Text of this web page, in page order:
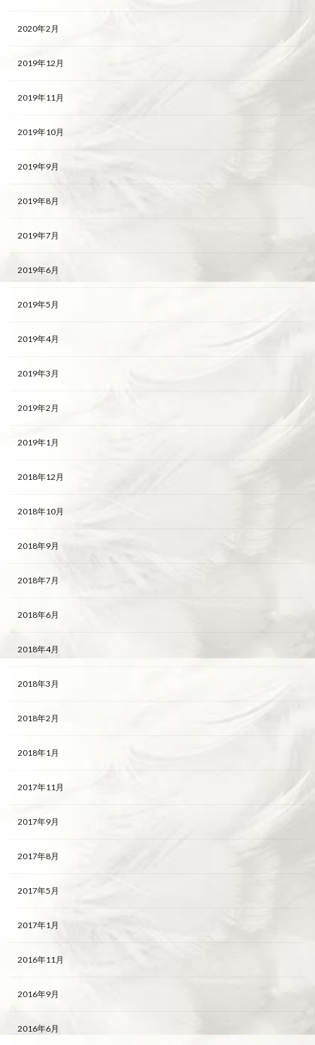
2020年2月
2019年12月
2019年11月
2019年10月
2019年9月
2019年8月
2019年7月
2019年6月
2019年5月
2019年4月
2019年3月
2019年2月
2019年1月
2018年12月
2018年10月
2018年9月
2018年7月
2018年6月
2018年4月
2018年3月
2018年2月
2018年1月
2017年11月
2017年9月
2017年8月
2017年5月
2017年1月
2016年11月
2016年9月
2016年6月